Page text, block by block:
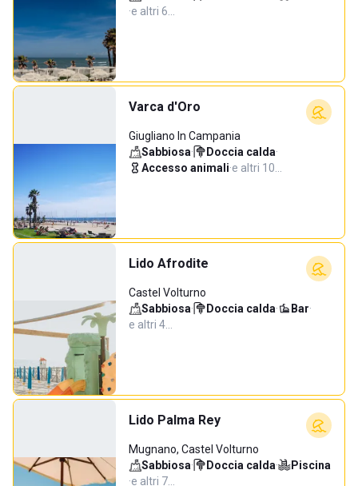
·e altri 6…
Varca d'Oro
Giugliano In Campania
Sabbiosa· Doccia calda·
Accesso animali·e altri 10…
Lido Afrodite
Castel Volturno
Sabbiosa· Doccia calda· Bar·
e altri 4…
Lido Palma Rey
Mugnano, Castel Volturno
Sabbiosa· Doccia calda·
Piscina
·e altri 7…